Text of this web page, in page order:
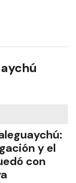
y el
con